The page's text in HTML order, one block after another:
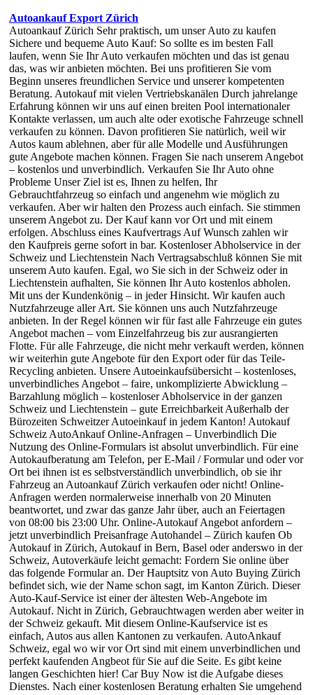
Autoankauf Export Zürich
Autoankauf Zürich Sehr praktisch, um unser Auto zu kaufen
Sichere und bequeme Auto Kauf: So sollte es im besten Fall
laufen, wenn Sie Ihr Auto verkaufen möchten und das ist genau
das, was wir anbieten möchten. Bei uns profitieren Sie vom
Beginn unseres freundlichen Service und unserer kompetenten
Beratung. Autokauf mit vielen Vertriebskanälen Durch jahrelange
Erfahrung können wir uns auf einen breiten Pool internationaler
Kontakte verlassen, um auch alte oder exotische Fahrzeuge schnell
verkaufen zu können. Davon profitieren Sie natürlich, weil wir
Autos kaum ablehnen, aber für alle Modelle und Ausführungen
gute Angebote machen können. Fragen Sie nach unserem Angebot
– kostenlos und unverbindlich. Verkaufen Sie Ihr Auto ohne
Probleme Unser Ziel ist es, Ihnen zu helfen, Ihr
Gebrauchtfahrzeug so einfach und angenehm wie möglich zu
verkaufen. Aber wir halten den Prozess auch einfach. Sie stimmen
unserem Angebot zu. Der Kauf kann vor Ort und mit einem
erfolgen. Abschluss eines Kaufvertrags Auf Wunsch zahlen wir
den Kaufpreis gerne sofort in bar. Kostenloser Abholservice in der
Schweiz und Liechtenstein Nach Vertragsabschluß können Sie mit
unserem Auto kaufen. Egal, wo Sie sich in der Schweiz oder in
Liechtenstein aufhalten, Sie können Ihr Auto kostenlos abholen.
Mit uns der Kundenkönig – in jeder Hinsicht. Wir kaufen auch
Nutzfahrzeuge aller Art. Sie können uns auch Nutzfahrzeuge
anbieten. In der Regel können wir für fast alle Fahrzeuge ein gutes
Angebot machen – vom Einzelfahrzeug bis zur ausrangierten
Flotte. Für alle Fahrzeuge, die nicht mehr verkauft werden, können
wir weiterhin gute Angebote für den Export oder für das Teile-
Recycling anbieten. Unsere Autoeinkaufsübersicht – kostenloses,
unverbindliches Angebot – faire, unkomplizierte Abwicklung –
Barzahlung möglich – kostenloser Abholservice in der ganzen
Schweiz und Liechtenstein – gute Erreichbarkeit Außerhalb der
Bürozeiten Schweitzer Autoeinkauf in jedem Kanton! Autokauf
Schweiz AutoAnkauf Online-Anfragen – Unverbindlich Die
Nutzung des Online-Formulars ist absolut unverbindlich. Für eine
Autokaufberatung am Telefon, per E-Mail / Formular und oder vor
Ort bei ihnen ist es selbstverständlich unverbindlich, ob sie ihr
Fahrzeug an Autoankauf Zürich verkaufen oder nicht! Online-
Anfragen werden normalerweise innerhalb von 20 Minuten
beantwortet, und zwar das ganze Jahr über, auch an Feiertagen
von 08:00 bis 23:00 Uhr. Online-Autokauf Angebot anfordern –
jetzt unverbindlich Preisanfrage Autohandel – Zürich kaufen Ob
Autokauf in Zürich, Autokauf in Bern, Basel oder anderswo in der
Schweiz, Autoverkäufe leicht gemacht: Fordern Sie online über
das folgende Formular an. Der Hauptsitz von Auto Buying Zürich
befindet sich, wie der Name schon sagt, im Kanton Zürich. Dieser
Auto-Kauf-Service ist einer der ältesten Web-Angebote im
Autokauf. Nicht in Zürich, Gebrauchtwagen werden aber weiter in
der Schweiz gekauft. Mit diesem Online-Kaufservice ist es
einfach, Autos aus allen Kantonen zu verkaufen. AutoAnkauf
Schweiz, egal wo wir vor Ort sind mit einem unverbindlichen und
perfekt kaufenden Angbeot für Sie auf die Seite. Es gibt keine
langen Geschichten hier! Car Buy Now ist die Aufgabe dieses
Dienstes. Nach einer kostenlosen Beratung erhalten Sie umgehend